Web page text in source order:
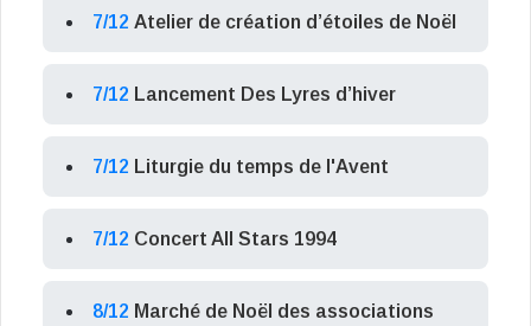
7/12 Atelier de création d’étoiles de Noël
7/12 Lancement Des Lyres d’hiver
7/12 Liturgie du temps de l'Avent
7/12 Concert All Stars 1994
8/12 Marché de Noël des associations